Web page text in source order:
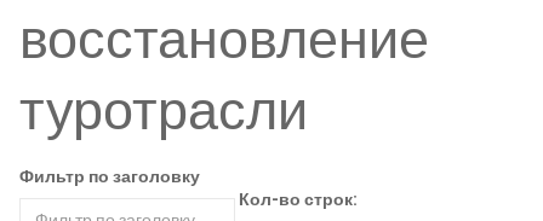
восстановление
туротрасли
Фильтр по заголовку
Кол-во строк: